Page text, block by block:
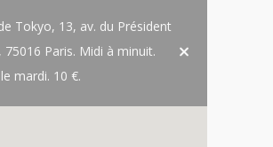
Tokyo, 13, av. du Président
75016 Paris. Midi à minuit.
mardi. 10 €.